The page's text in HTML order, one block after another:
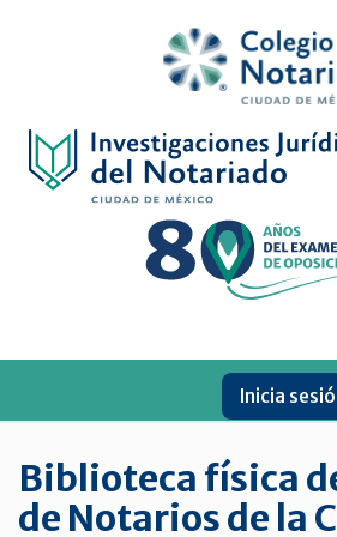
Física
Jurídica
virtual
de
Inicia
Biblioteca física
de Notarios de la